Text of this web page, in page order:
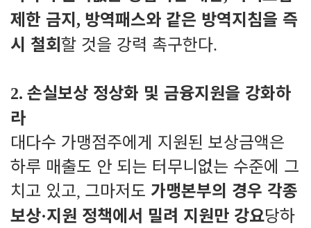
제한 금지, 방역패스와 같은 방역지침을 즉
시 철회할 것을 강력 촉구한다.
2. 손실보상 정상화 및 금융지원을 강화하
라
대다수 가맹점주에게 지원된 보상금액은
하루 매출도 안 되는 터무니없는 수준에 그
치고 있고, 그마저도 가맹본부의 경우 각종
보상·지원 정책에서 밀려 지원만 강요당하